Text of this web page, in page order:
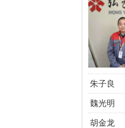
朱子良
魏光明
胡金龙